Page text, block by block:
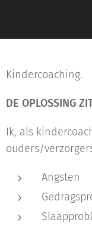
Kindercoaching.
DE OPLOSSING
Ik, als
ouders/
Angsten